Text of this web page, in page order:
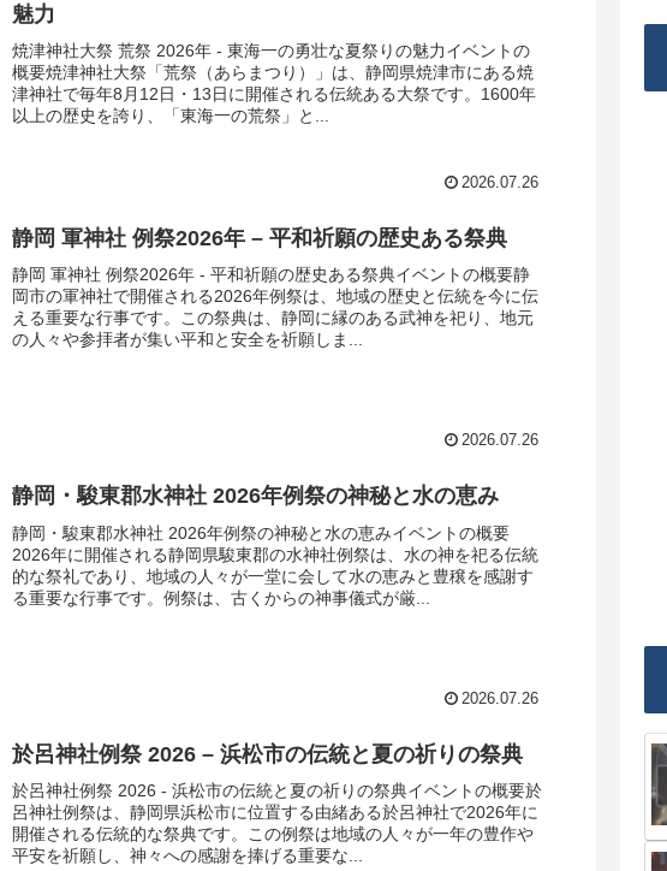
魅力
焼津神社大祭 荒祭 2026年 - 東海一の勇壮な夏祭りの魅力イベントの
概要焼津神社大祭「荒祭（あらまつり）」は、静岡県焼津市にある焼
津神社で毎年8月12日・13日に開催される伝統ある大祭です。1600年
以上の歴史を誇り、「東海一の荒祭」と...
2026.07.26
静岡 軍神社 例祭2026年 – 平和祈願の歴史ある祭典
静岡 軍神社 例祭2026年 - 平和祈願の歴史ある祭典イベントの概要静
岡市の軍神社で開催される2026年例祭は、地域の歴史と伝統を今に伝
える重要な行事です。この祭典は、静岡に縁のある武神を祀り、地元
の人々や参拝者が集い平和と安全を祈願しま...
2026.07.26
静岡・駿東郡水神社 2026年例祭の神秘と水の恵み
静岡・駿東郡水神社 2026年例祭の神秘と水の恵みイベントの概要
2026年に開催される静岡県駿東郡の水神社例祭は、水の神を祀る伝統
的な祭礼であり、地域の人々が一堂に会して水の恵みと豊穣を感謝す
る重要な行事です。例祭は、古くからの神事儀式が厳...
2026.07.26
於呂神社例祭 2026 – 浜松市の伝統と夏の祈りの祭典
於呂神社例祭 2026 - 浜松市の伝統と夏の祈りの祭典イベントの概要於
呂神社例祭は、静岡県浜松市に位置する由緒ある於呂神社で2026年に
開催される伝統的な祭典です。この例祭は地域の人々が一年の豊作や
平安を祈願し、神々への感謝を捧げる重要な...